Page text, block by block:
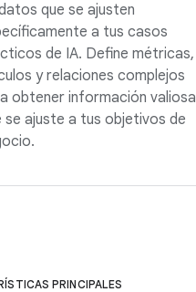
que se ajusten
a tus casos
de IA. Define métricas,
y relaciones complejos
obtener información valiosa
se ajuste a tus objetivos de
PRINCIPALES